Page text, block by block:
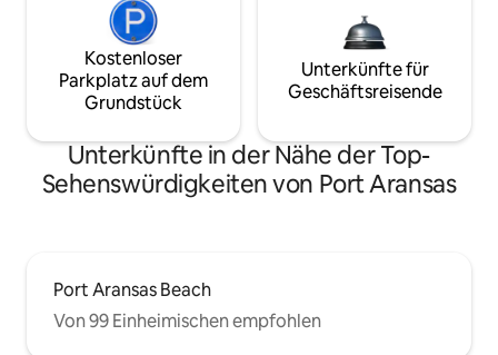
Kostenloser
Parkplatz auf dem
Grundstück
Unterkünfte für
Geschäftsreisende
Unterkünfte in der Nähe der Top-
Sehenswürdigkeiten von Port Aransas
Port Aransas Beach
Von 99 Einheimischen empfohlen